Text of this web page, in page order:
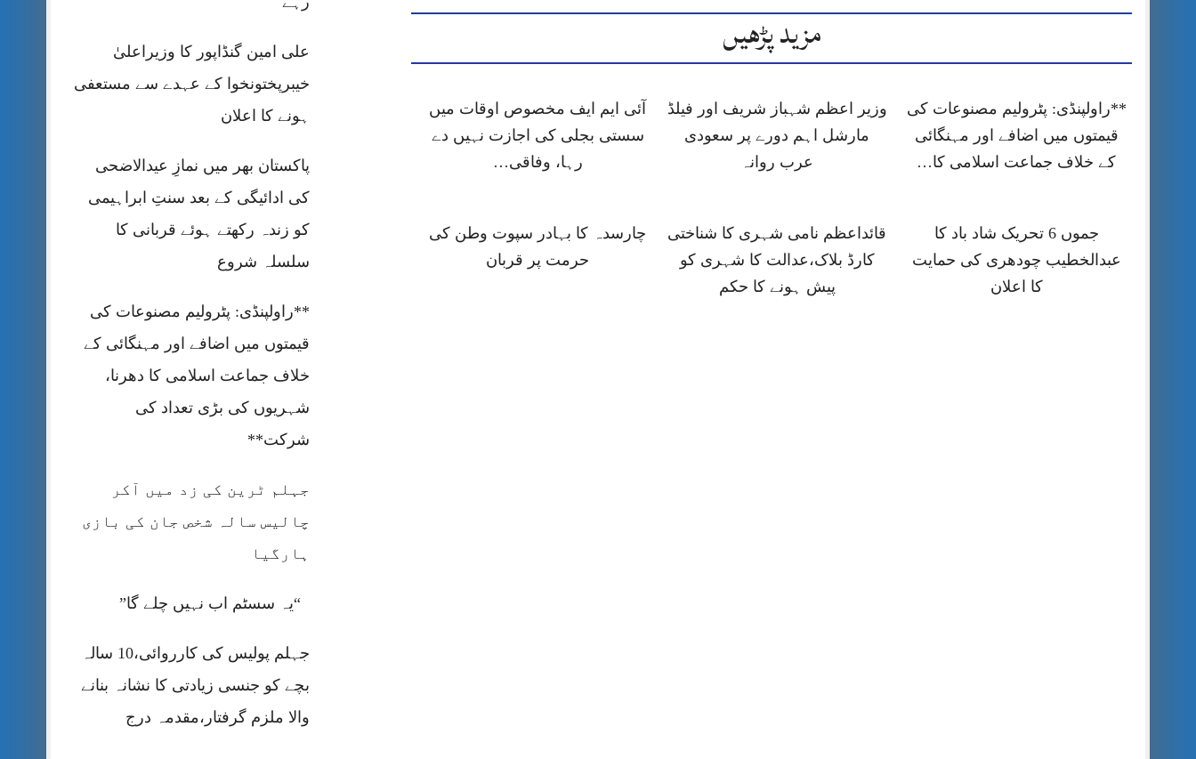
علی امین گنڈاپور کا وزیراعلیٰ
خیبرپختونخوا کے عہدے سے مستعفی
ہونے کا اعلان
پاکستان بھر میں نمازِ عیدالاضحی
کی ادائیگی کے بعد سنتِ ابراہیمی
کو زندہ رکھتے ہوئے قربانی کا
سلسلہ شروع
**راولپنڈی: پٹرولیم مصنوعات کی
قیمتوں میں اضافے اور مہنگائی کے
خلاف جماعت اسلامی کا دھرنا،
شہریوں کی بڑی تعداد کی
شرکت**
جہلم ٹرین کی زد میں آکر
چالیس سالہ شخص جان کی بازی
ہارگیا
“یہ سسٹم اب نہیں چلے گا”
جہلم پولیس کی کارروائی،10 سالہ
بچے کو جنسی زیادتی کا نشانہ بنانے
والا ملزم گرفتار،مقدمہ درج
مزید پڑھیں
**راولپنڈی: پٹرولیم مصنوعات کی
قیمتوں میں اضافے اور مہنگائی
کے خلاف جماعت اسلامی کا…
وزیر اعظم شہباز شریف اور فیلڈ
مارشل اہم دورے پر سعودی
عرب روانہ
آئی ایم ایف مخصوص اوقات میں
سستی بجلی کی اجازت نہیں دے
رہا، وفاقی…
جموں 6 تحریک شاد باد کا
عبدالخطیب چودھری کی حمایت
کا اعلان
قائداعظم نامی شہری کا شناختی
کارڈ بلاک،عدالت کا شہری کو
پیش ہونے کا حکم
چارسدہ کا بہادر سپوت وطن کی
حرمت پر قربان